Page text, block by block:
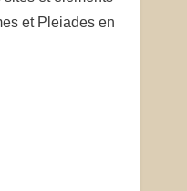
et Pleiades en